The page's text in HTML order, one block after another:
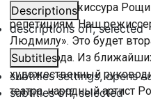
Descriptions
descriptions off, selected
Subtitles
subtitles settings, opens
subtitles off, selected
это будет режиссура
репетициям. Наш
Людмилу». Это будет
нового года. Из
художественный
театра, народный артист